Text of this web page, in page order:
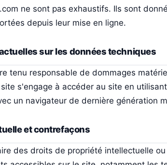
ne sont pas exhaustifs. Ils sont
depuis leur mise en ligne.
sur les données techniques
tenu responsable de dommages
s'engage à accéder au site en
un navigateur de dernière génération
et contrefaçons
des droits de propriété intellectuelle